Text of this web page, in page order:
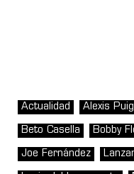
Actualidad Alexis Puig
Beto Casella Bobby
Joe Fernández